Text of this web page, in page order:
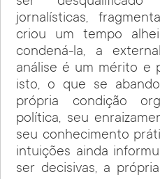
jornalísticas,
criou um tempo
condená-la, a
análise é um mérito e
isto, o que se
própria condição
política, seu
seu conhecimento
intuições ainda
ser decisivas, a